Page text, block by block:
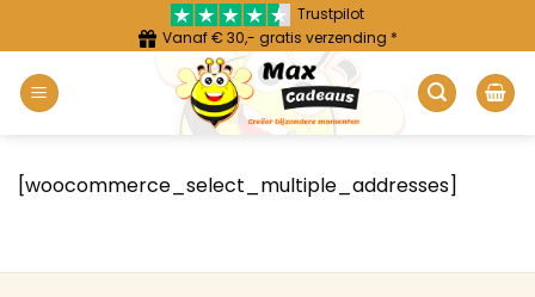
inhoud
Trustpilot
Vanaf € 30,- gratis verzending *
[woocommerce_select_multiple_addresses]